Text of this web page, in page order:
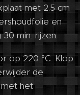
met 2.5 cm
en
min. rijzen.
op 220 °C. Klop
de
het